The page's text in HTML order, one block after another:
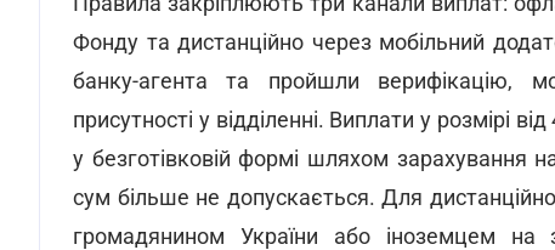
Фонду та дистанційно через мобільний
банку-агента та пройшли верифікацію,
присутності у відділенні. Виплати у розмірі
у безготівковій формі шляхом зарахування
сум більше не допускається. Для
громадянином України або іноземцем